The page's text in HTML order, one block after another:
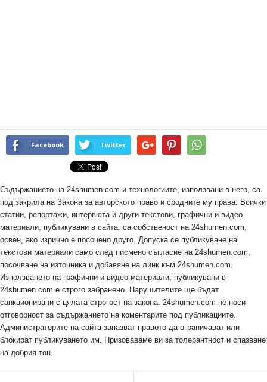
Facebook Twitter
Съдържанието на 24shumen.com и технологиите, използвани в него, са
под закрила на Закона за авторското право и сродните му права. Всички
статии, репортажи, интервюта и други текстови, графични и видео
материали, публикувани в сайта, са собственост на 24shumen.com,
освен, ако изрично е посочено друго. Допуска се публикуване на
текстови материали само след писмено съгласие на 24shumen.com,
посочване на източника и добавяне на линк към 24shumen.com.
Използването на графични и видео материали, публикувани в
24shumen.com е строго забранено. Нарушителите ще бъдат
санкционирани с цялата строгост на закона. 24shumen.com не носи
отговорност за съдържанието на коментарите под публикациите.
Администраторите на сайта запазват правото да ограничават или
блокират публикуването им. Призоваваме ви за толерантност и спазване
на добрия тон.